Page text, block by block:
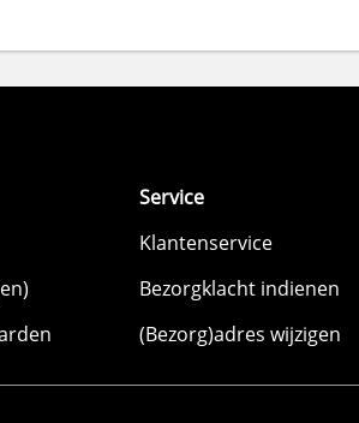
Service
Klantenservice
Bezorgklacht indienen
(Bezorg)adres wijzigen